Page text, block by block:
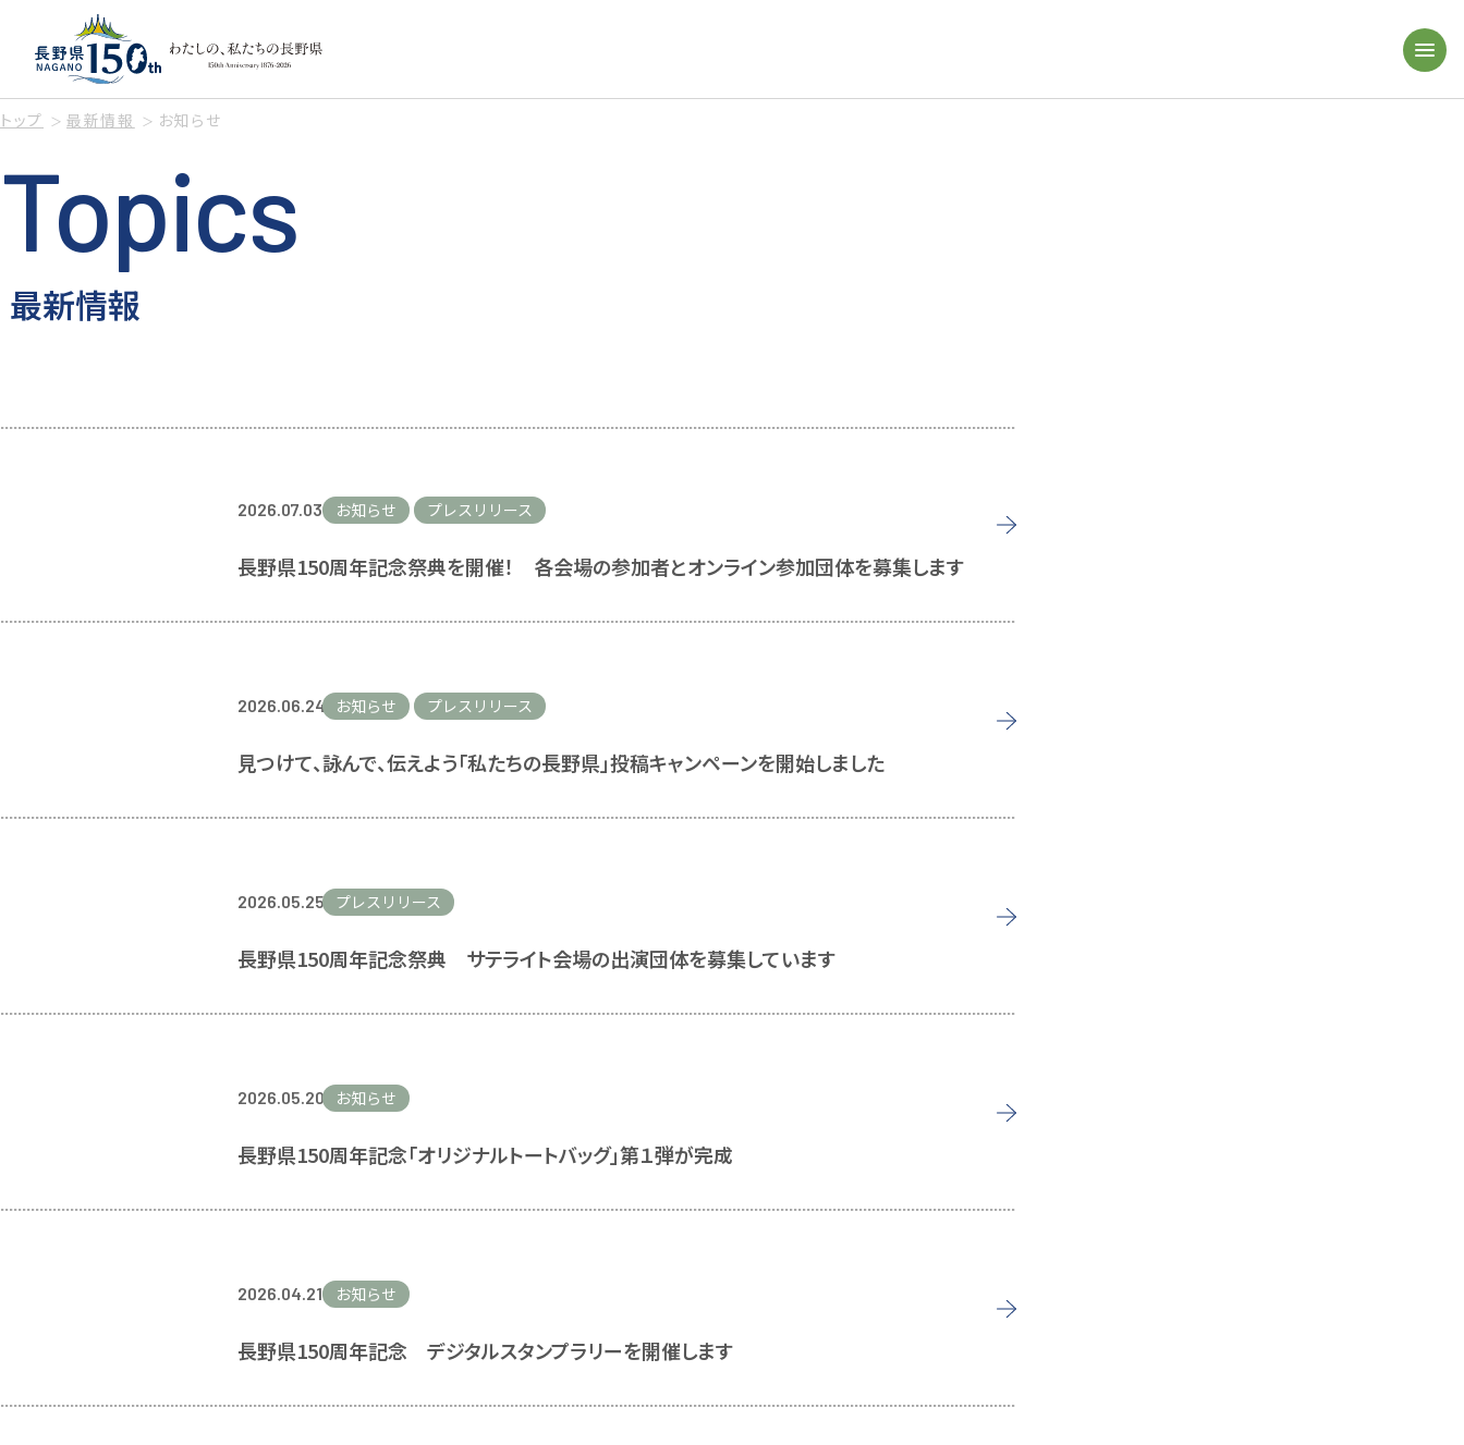
トップ 最新情報 お知らせ
Topics
最新情報
2026.07.03 お知らせ プレスリリース
長野県150周年記念祭典を開催！ 各会場の参加者とオンライン参加団体を募集します
2026.06.24 お知らせ プレスリリース
見つけて、詠んで、伝えよう「私たちの長野県」投稿キャンペーンを開始しました
2026.05.25 プレスリリース
長野県150周年記念祭典 サテライト会場の出演団体を募集しています
2026.05.20 お知らせ
長野県150周年記念「オリジナルトートバッグ」第１弾が完成
2026.04.21 お知らせ
長野県150周年記念 デジタルスタンプラリーを開催します